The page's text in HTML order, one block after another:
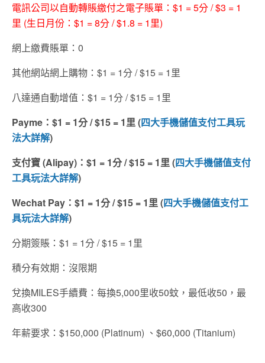
電訊公司以自動轉賬繳付之電子賬單：$1 = 5分 / $3 = 1
里 (生日月份：$1 = 8分 / $1.8 = 1里)
網上繳費賬單：0
其他網站網上購物：$1 = 1分 / $15 = 1里
八達通自動增值：$1 = 1分 / $15 = 1里
Payme：$1 = 1分 / $15 = 1里 (四大手機儲值支付工具玩
法大詳解)
支付寶 (Alipay)：$1 = 1分 / $15 = 1里 (四大手機儲值支付
工具玩法大詳解)
Wechat Pay：$1 = 1分 / $15 = 1里 (四大手機儲值支付工
具玩法大詳解)
分期簽賬：$1 = 1分 / $15 = 1里
積分有效期：沒限期
兌換MILES手續費：每換5,000里收50蚊，最低收50，最
高收300
年薪要求：$150,000 (Platinum) 、$60,000 (Titanium)